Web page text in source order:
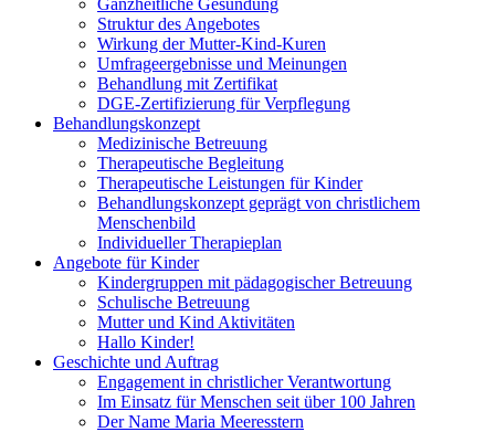
Ganzheitliche Gesundung
Struktur des Angebotes
Wirkung der Mutter-Kind-Kuren
Umfrageergebnisse und Meinungen
Behandlung mit Zertifikat
DGE-Zertifizierung für Verpflegung
Behandlungskonzept
Medizinische Betreuung
Therapeutische Begleitung
Therapeutische Leistungen für Kinder
Behandlungskonzept geprägt von christlichem
Menschenbild
Individueller Therapieplan
Angebote für Kinder
Kindergruppen mit pädagogischer Betreuung
Schulische Betreuung
Mutter und Kind Aktivitäten
Hallo Kinder!
Geschichte und Auftrag
Engagement in christlicher Verantwortung
Im Einsatz für Menschen seit über 100 Jahren
Der Name Maria Meeresstern